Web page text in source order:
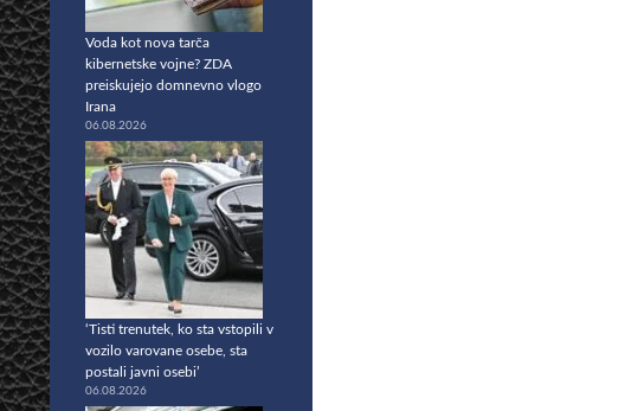
Voda kot nova tarča
kibernetske vojne? ZDA
preiskujejo domnevno vlogo
Irana
06.08.2026
‘Tisti trenutek, ko sta vstopili v
vozilo varovane osebe, sta
postali javni osebi’
06.08.2026